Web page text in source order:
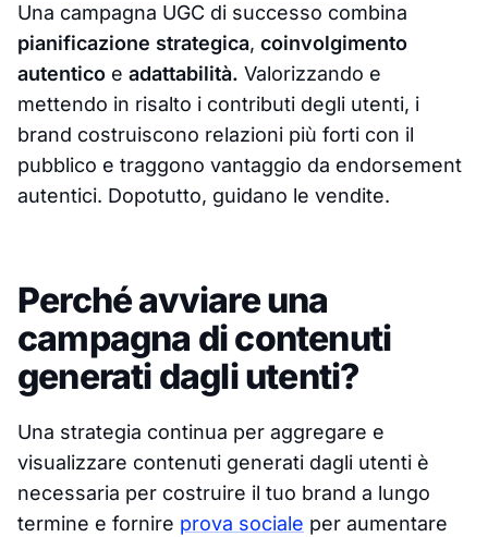
Una campagna UGC di successo combina
pianificazione strategica, coinvolgimento
autentico e adattabilità. Valorizzando e
mettendo in risalto i contributi degli utenti, i
brand costruiscono relazioni più forti con il
pubblico e traggono vantaggio da endorsement
autentici. Dopotutto, guidano le vendite.
Perché avviare una
campagna di contenuti
generati dagli utenti?
Una strategia continua per aggregare e
visualizzare contenuti generati dagli utenti è
necessaria per costruire il tuo brand a lungo
termine e fornire prova sociale per aumentare